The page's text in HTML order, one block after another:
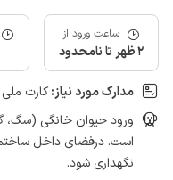
ساعت ورود از
2 ظهر تا نامحدود
مدارک مورد نیاز:کارت
ورود حیوان خانگی (سگ،
است. درفضای داخل
نگهداری شود.